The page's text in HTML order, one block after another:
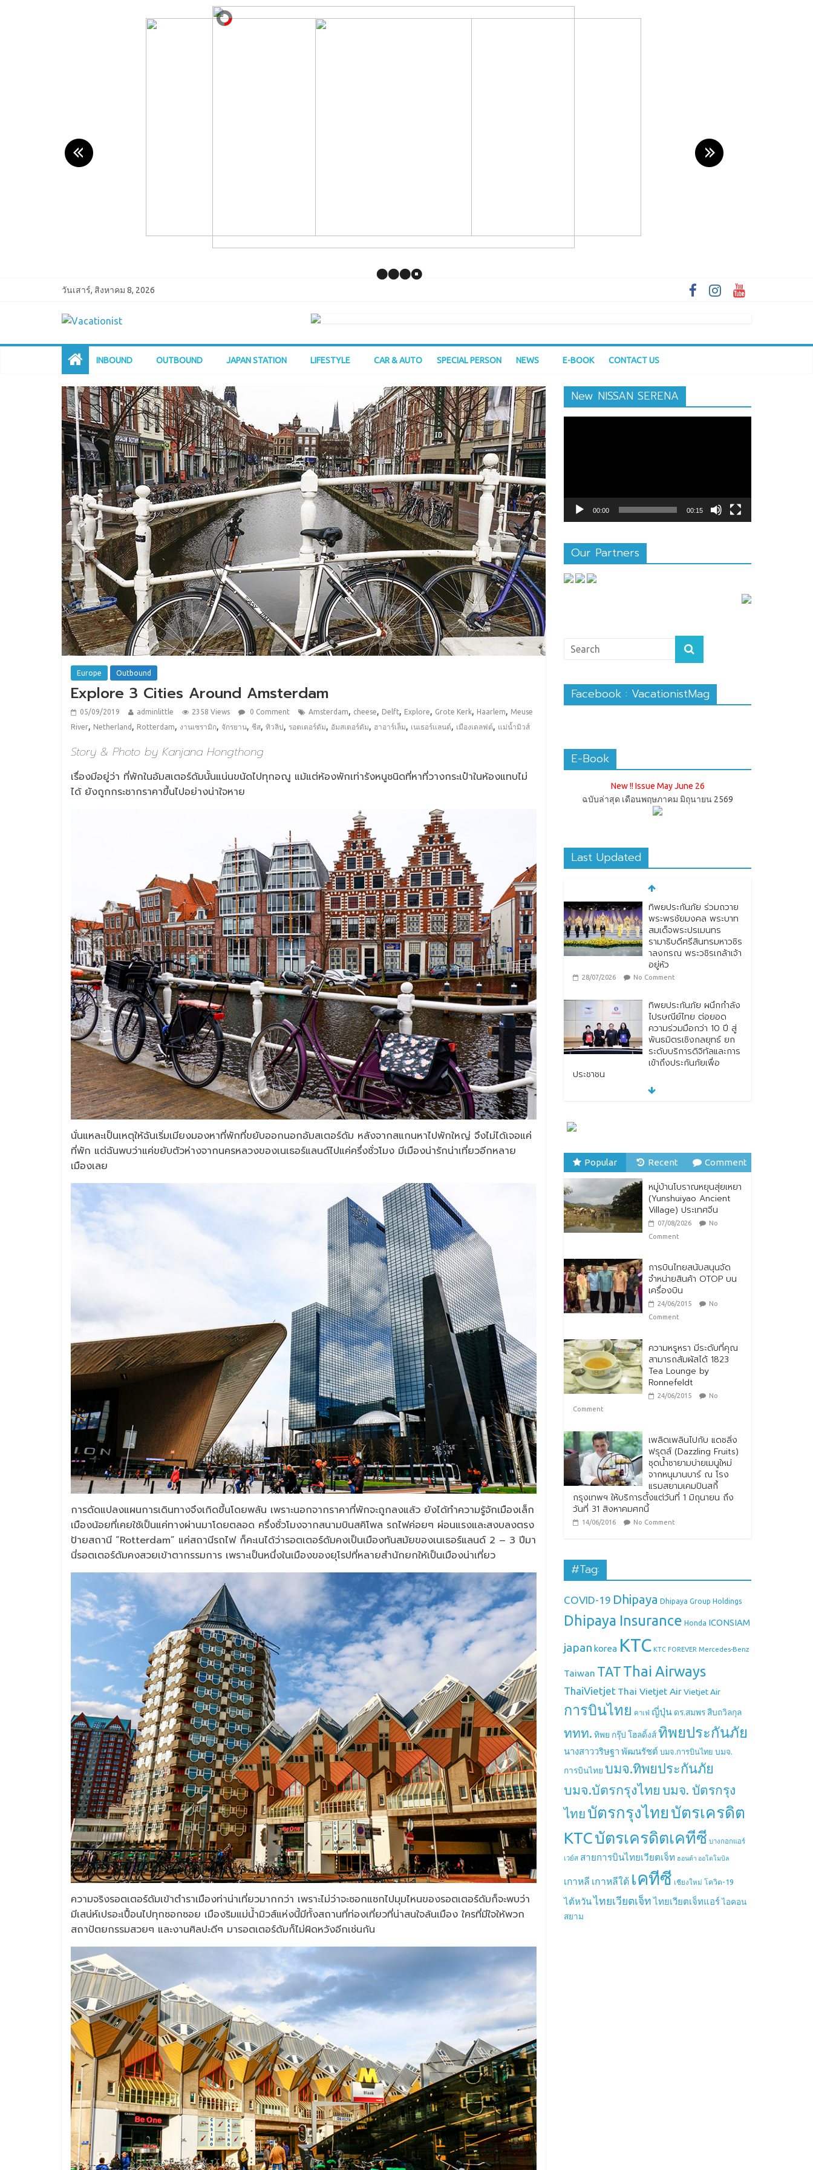
วันเสาร์, สิงหาคม 8, 2026
INBOUND OUTBOUND JAPAN STATION LIFESTYLE CAR & AUTO SPECIAL PERSON NEWS E-BOOK CONTACT US
Europe Outbound
Explore 3 Cities Around Amsterdam
05/09/2019 adminlittle 2358 Views 0 Comment Amsterdam, cheese, Delft, Explore, Grote Kerk, Haarlem, Meuse
River, Netherland , Rotterdam, งานเซรามิก, จักรยาน, ชีส, ทิวลิป, รอตเตอร์ดัม, อัมสเตอร์ดัม, ฮาอาร์เล็ม, เนเธอร์แลนด์, เมืองเดลฟต์, แม่น้ำมิวส์
Story & Photo by Kanjana Hongthong
เรื่องมีอยู่ว่า ที่พักในอัมสเตอร์ดัมนั้นแน่นขนัดไปทุกอณู แม้แต่ห้องพักเท่ารังหนูชนิดที่หาที่วางกระเป๋าในห้องแทบไม่
ได้ ยังถูกกระชากราคาขึ้นไปอย่างน่าใจหาย
นั่นแหละเป็นเหตุให้ฉันเริ่มเมียงมองหาที่พักที่ขยับออกนอกอัมสเตอร์ดัม หลังจากสแกนหาไปพักใหญ่ จึงไม่ได้เจอแค่
ที่พัก แต่ฉันพบว่าแค่ขยับตัวห่างจากนครหลวงของเนเธอร์แลนด์ไปแค่ครึ่งชั่วโมง มีเมืองน่ารักน่าเที่ยวอีกหลาย
เมืองเลย
การดัดแปลงแผนการเดินทางจึงเกิดขึ้นโดยพลัน เพราะนอกจากราคาที่พักจะถูกลงแล้ว ยังได้ทำความรู้จักเมืองเล็ก
เมืองน้อยที่เคยใช้เป็นแค่ทางผ่านมาโดยตลอด ครึ่งชั่วโมงจากสนามบินสคิโพล รถไฟค่อยๆ ผ่อนแรงและสงบลงตรง
ป้ายสถานี “Rotterdam” แค่สถานีรถไฟ ก็คะเนได้ว่ารอตเตอร์ดัมคงเป็นเมืองทันสมัยของเนเธอร์แลนด์ 2 – 3 ปีมา
นี่รอตเตอร์ดัมคงสวยเข้าตากรรมการ เพราะเป็นหนึ่งในเมืองของยุโรปที่หลายสำนักยกให้เป็นเมืองน่าเที่ยว
ความจริงรอตเตอร์ดัมเข้าตำราเมืองท่าน่าเที่ยวมากกว่า เพราะไม่ว่าจะซอกแซกไปมุมไหนของรอตเตอร์ดัมก็จะพบว่า
มีเสน่ห์เปรอะเปื้อนไปทุกซอกซอย เมืองริมแม่น้ำมิวส์แห่งนี้มีทั้งสถานที่ท่องเที่ยวที่น่าสนใจล้นเมือง ใครที่มีใจให้พวก
สถาปัตยกรรมสวยๆ และงานศิลปะดีๆ มารอตเตอร์ดัมก็ไม่ผิดหวังอีกเช่นกัน
New NISSAN SERENA
00:00 00:15
Our Partners
Facebook : VacationistMag
E-Book
New !! Issue May June 26
ฉบับล่าสุด เดือนพฤษภาคม มิถุนายน 2569
Last Updated
ทิพยประกันภัย ผนึกกำลัง
ไปรษณีย์ไทย ต่อยอด
ความร่วมมือกว่า 10 ปี สู่
พันธมิตรเชิงกลยุทธ์ ยก
ระดับบริการดิจิทัลและการ
เข้าถึงประกันภัยเพื่อ
ประชาชน
ตกแต่งบ้านรับหน้าฝน
24/07/2026
No
Comment
หมู่บ้านโบราณหยุนสุ่ยเหยา
ทิพยประกันภัย ร่วมถวาย
พระพรชัยมงคล พระบาท
สมเด็จพระปรเมนทร
รามาธิบดีศรีสินทรมหาวชิร
าลงกรณ พระวชิรเกล้าเจ้า
อยู่หัว
28/07/2026 No Comment
Popular Recent Comment
หมู่บ้านโบราณหยุนสุ่ยเหยา
(Yunshuiyao Ancient
Village) ประเทศจีน
07/08/2026
No
Comment
การบินไทยสนับสนุนจัด
จำหน่ายสินค้า OTOP บน
เครื่องบิน
24/06/2015
No
Comment
ความหรูหรา มีระดับที่คุณ
สามารถสัมผัสได้ 1823
Tea Lounge by
Ronnefeldt
24/06/2015
No
Comment
เพลิดเพลินไปกับ แดซลิ่ง
ฟรุตส์ (Dazzling Fruits)
ชุดน้ำชายามบ่ายเมนูใหม่
จากหนุมานบาร์ ณ โรง
แรมสยามเคมปินสกี้
กรุงเทพฯ ให้บริการตั้งแต่วันที่ 1 มิถุนายน ถึง
วันที่ 31 สิงหาคมศกนี้
14/06/2016 No Comment
#Tag:
COVID-19 Dhipaya Dhipaya Group Holdings
Dhipaya Insurance Honda ICONSIAM
japan korea KTC KTC FOREVER Mercedes-Benz
Taiwan TAT Thai Airways
ThaiVietjet Thai Vietjet AirVietjet Air
การบินไทย คาเฟ่ ญี่ปุ่น ดร.สมพร สืบถวิลกุล
ททท. ทิพย กรุ๊ป โฮลดิ้งส์ทิพยประกันภัย
นางสาววริษฐา พัฒนรัชต์ บมจ.การบินไทย บมจ.
การบินไทย บมจ.ทิพยประกันภัย
บมจ.บัตรกรุงไทย บมจ. บัตรกรุง
ไทย บัตรกรุงไทย บัตรเครดิต
KTCบัตรเครดิตเคทีซี บางกอกแอร์
เวย์ส สายการบินไทยเวียตเจ็ท ฮอนด้า ออโตโมบิล
เกาหลี เกาหลีใต้ เคทีซี เชียงใหม่ โควิด-19
ไต้หวันไทยเวียตเจ็ท ไทยเวียตเจ็ทแอร์ไอคอน
สยาม